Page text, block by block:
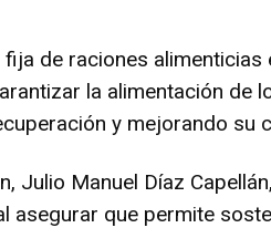
de raciones
la alimentación de
y mejorando su
Julio Manuel Díaz
asegurar que permite